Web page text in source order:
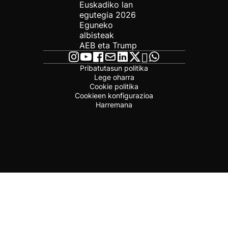
Euskadiko lan
egutegia 2026
Eguneko
albisteak
AEB eta Trump
Pribatutasun politika
Lege oharra
Cookie politika
Cookieen konfigurazioa
Harremana